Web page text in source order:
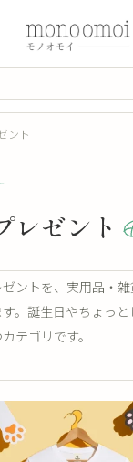
ント
レゼント
ントを、実用品・
。誕生日やちょっ
テゴリです。